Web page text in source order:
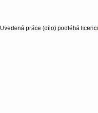
Uvedená práce (dílo) podléhá licenci